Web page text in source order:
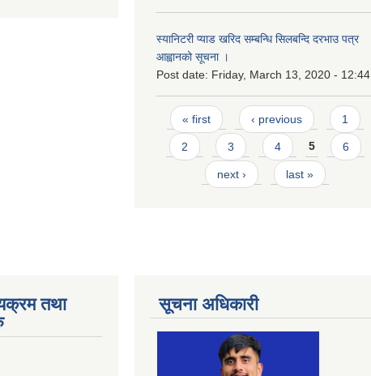
स्यानिटरी प्याड खरिद सम्बन्धि सिलबन्दि दरभाउ पत्र
आह्वानको सूचना ।
Post date: Friday, March 13, 2020 - 12:44
Pages
« first ‹ previous 1
2 3 4 5 6
next › last »
तथा
सूचना अधिकारी